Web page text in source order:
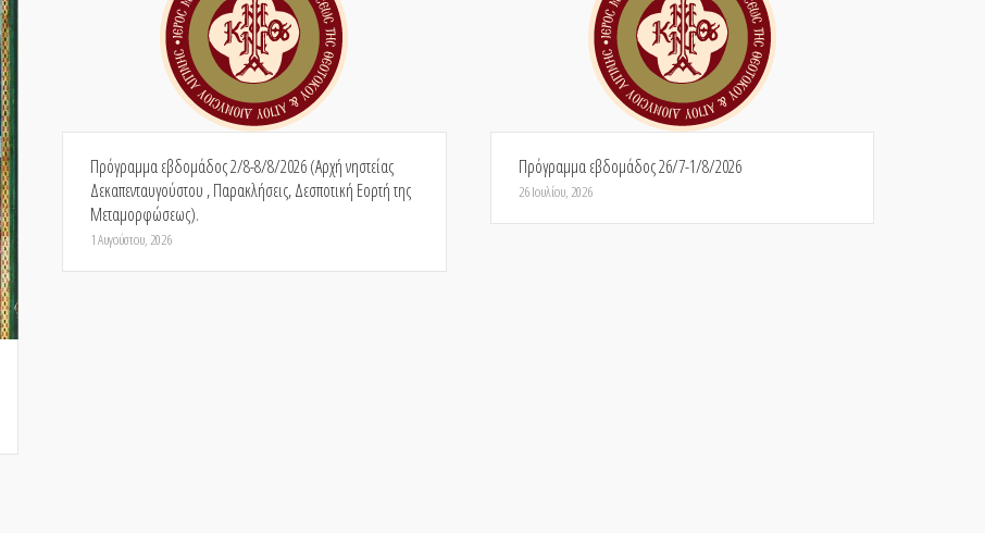
Πρόγραμμα εβδομάδος 2/8-8/8/2026 (Αρχή νηστείας
Δεκαπενταυγούστου , Παρακλήσεις, Δεσποτική Εορτή της
Μεταμορφώσεως).
1 Αυγούστου, 2026
Πρόγραμμα εβδομάδος 26/7-1/8/2026
26 Ιουλίου, 2026